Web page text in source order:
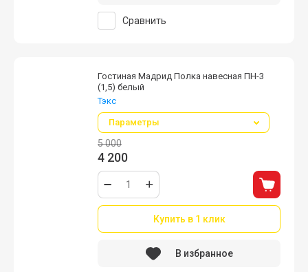
Сравнить
Гостиная Мадрид Полка навесная ПН-3
(1,5) белый
Тэкс
Параметры
5 000
4 200
Купить в 1 клик
В избранное